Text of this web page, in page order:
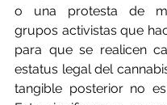
o una protesta de
grupos activistas que
para que se realicen
estatus legal del
tangible posterior no es